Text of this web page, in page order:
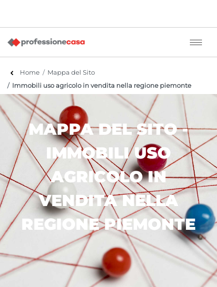
Home
Mappa del Sito
Immobili uso agricolo in vendita nella regione piemonte
MAPPA DEL SITO -
IMMOBILI USO
AGRICOLO IN
VENDITA NELLA
REGIONE PIEMONTE